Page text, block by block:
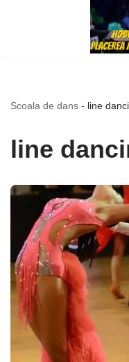
Scoala de dans - line
line